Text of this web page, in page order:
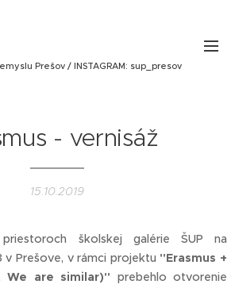
Prešov / INSTAGRAM: sup_presov
- vernisáž
15.10.2019
školskej galérie ŠUP na
v Prešove, v rámci projektu "Erasmus +
are similar)" prebehlo otvorenie